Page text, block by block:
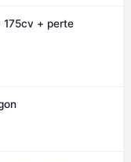
175cv + perte